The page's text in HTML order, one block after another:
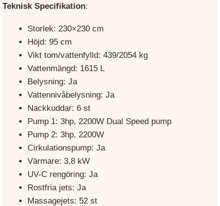
Teknisk Specifikation:
Storlek: 230×230 cm
Höjd: 95 cm
Vikt tom/vattenfylld: 439/2054 kg
Vattenmängd: 1615 L
Belysning: Ja
Vattennivåbelysning: Ja
Nackkuddar: 6 st
Pump 1: 3hp, 2200W Dual Speed pump
Pump 2: 3hp, 2200W
Cirkulationspump: Ja
Värmare: 3,8 kW
UV-C rengöring: Ja
Rostfria jets: Ja
Massagejets: 52 st